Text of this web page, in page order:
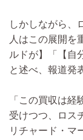
しかしながら、
人はこの展開を
ルドが】「【自
と述べ、報道発
「この買収は
受けつつ、ロス
リチャード・マ